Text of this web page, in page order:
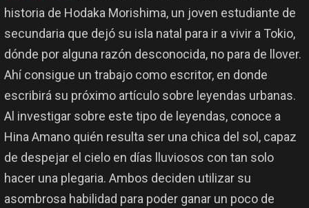
historia de Hodaka Morishima, un joven estudiante de
secundaria que dejó su isla natal para ir a vivir a Tokio,
dónde por alguna razón desconocida, no para de llover.
Ahí consigue un trabajo como escritor, en donde
escribirá su próximo artículo sobre leyendas urbanas.
Al investigar sobre este tipo de leyendas, conoce a
Hina Amano quién resulta ser una chica del sol, capaz
de despejar el cielo en días lluviosos con tan solo
hacer una plegaria. Ambos deciden utilizar su
asombrosa habilidad para poder ganar un poco de